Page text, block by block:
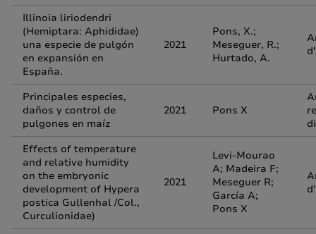
Illinoia liriodendri
(Hemiptara: Aphididae)
una especie de pulgón
en expansión en
España.
2021
Pons, X.;
Meseguer, R.;
Hurtado, A.
Principales especies,
daños y control de
pulgones en maíz
2021 Pons X
Effects of temperature
and relative humidity
on the embryonic
development of Hypera
postica Gullenhal /Col.,
Curculionidae)
2021
Levi-Mourao
A; Madeira F;
Meseguer R;
García A;
Pons X